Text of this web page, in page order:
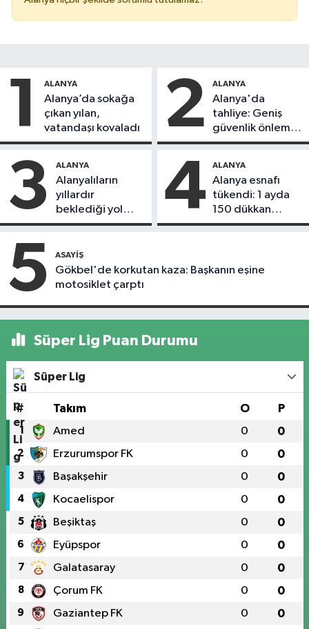
1 ALANYA
Alanya’da sokağa
çıkan yılan,
vatandaşı kovaladı
2 ALANYA
Alanya'da
tahliye: Geniş
güvenlik önlemi
alındı
3 ALANYA
Alanyalıların
yıllardır
beklediği yol
askıdan döndü
4 ALANYA
Alanya esnafı
tükendi: 1 ayda
150 dükkan
kapandı
5 ASAYIŞ
Gökbel'de korkutan kaza: Başkanın eşine
motosiklet çarptı
Süper Lig Puan Durumu
Süper Lig
# Takım O P
1 Amed 0 0
2 Erzurumspor FK 0 0
3 Başakşehir 0 0
4 Kocaelispor 0 0
5 Beşiktaş 0 0
6 Eyüpspor 0 0
7 Galatasaray 0 0
8 Çorum FK 0 0
9 Gaziantep FK 0 0